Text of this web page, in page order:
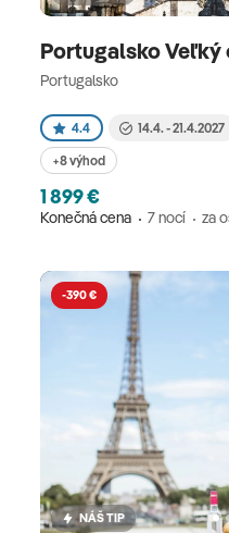
Portugalsko Veľký
Portugalsko
4.4 14.4. - 21.4.2027
+8 výhod
1 899 €
Konečná cena 7 nocí za
-390 €
NÁŠ TIP